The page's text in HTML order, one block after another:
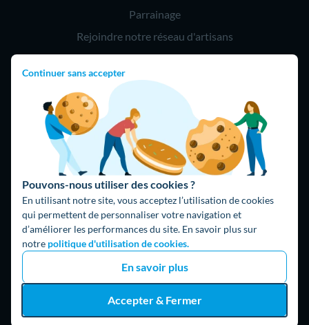
Continuer sans accepter
Pouvons-nous utiliser des cookies ?
En utilisant notre site, vous acceptez l’utilisation de cookies
qui permettent de personnaliser votre navigation et
d’améliorer les performances du site. En savoir plus sur
notre politique d'utilisation de cookies.
En savoir plus
Accepter & Fermer
Parrainage
Rejoindre notre réseau d'artisans
Hello !
09 75 18 60 60
(8h-21h)
75018 Paris
Fait avec ⚡ par Hello Watt
© 2026 Hello Watt |CGU|Mentions légales